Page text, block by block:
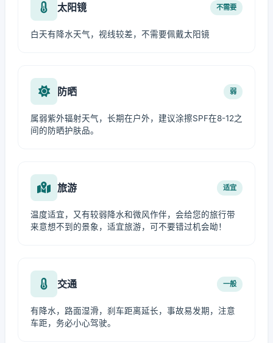
太阳镜 不需要
白天有降水天气，视线较差，不需要佩戴太阳镜
防晒 弱
属弱紫外辐射天气，长期在户外，建议涂擦SPF在8-12之
间的防晒护肤品。
旅游 适宜
温度适宜，又有较弱降水和微风作伴，会给您的旅行带
来意想不到的景象，适宜旅游，可不要错过机会呦！
交通 一般
有降水，路面湿滑，刹车距离延长，事故易发期，注意
车距，务必小心驾驶。